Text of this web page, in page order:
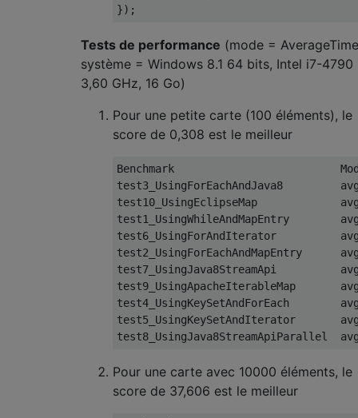
});
Tests de performance (mode =
système = Windows 8.1 64 bits, Intel i7-4790
3,60 GHz, 16 Go)
Pour une petite carte (100 éléments), le
score de 0,308 est le meilleur
Benchmark
test3_UsingForEachAndJava8
test10_UsingEclipseMap
test1_UsingWhileAndMapEntry
test6_UsingForAndIterator
test2_UsingForEachAndMapEntry
test7_UsingJava8StreamApi
test9_UsingApacheIterableMap
test4_UsingKeySetAndForEach
test5_UsingKeySetAndIterator
test8_UsingJava8StreamApiParallel
Pour une carte avec 10000 éléments, le
score de 37,606 est le meilleur